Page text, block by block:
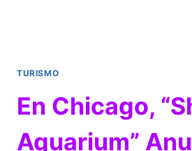
TURISMO
En Chicago,
Aquarium”